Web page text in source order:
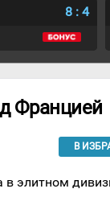
8 : 4
Францией
В
элитном